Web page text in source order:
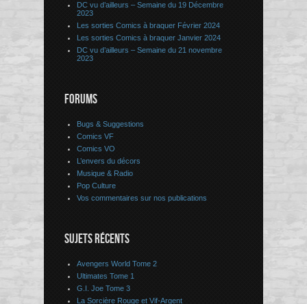
DC vu d’ailleurs – Semaine du 19 Décembre
2023
Les sorties Comics à braquer Février 2024
Les sorties Comics à braquer Janvier 2024
DC vu d’ailleurs – Semaine du 21 novembre
2023
FORUMS
Bugs & Suggestions
Comics VF
Comics VO
L’envers du décors
Musique & Radio
Pop Culture
Vos commentaires sur nos publications
SUJETS RÉCENTS
Avengers World Tome 2
Ultimates Tome 1
G.I. Joe Tome 3
La Sorcière Rouge et Vif-Argent